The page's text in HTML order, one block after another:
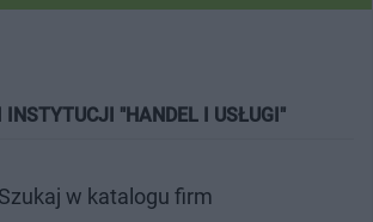
INSTYTUCJI "HANDEL I USŁUGI"
Szukaj w katalogu firm